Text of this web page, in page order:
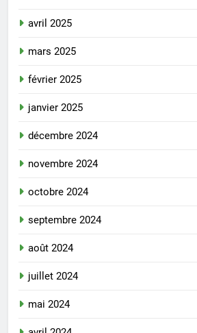
avril 2025
mars 2025
février 2025
janvier 2025
décembre 2024
novembre 2024
octobre 2024
septembre 2024
août 2024
juillet 2024
mai 2024